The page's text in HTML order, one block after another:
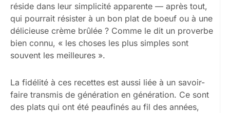
réside dans leur simplicité apparente — après tout,
qui pourrait résister à un bon plat de boeuf ou à une
délicieuse crème brûlée ? Comme le dit un proverbe
bien connu, « les choses les plus simples sont
souvent les meilleures ».
La fidélité à ces recettes est aussi liée à un savoir-
faire transmis de génération en génération. Ce sont
des plats qui ont été peaufinés au fil des années,